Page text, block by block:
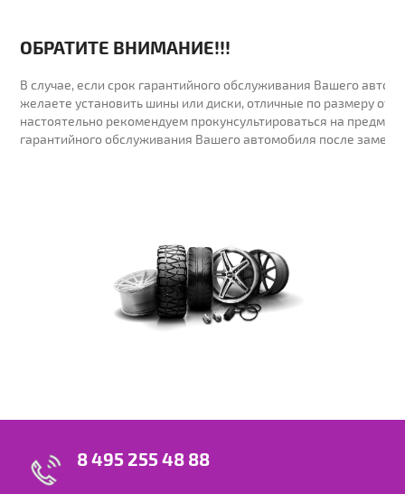
ОБРАТИТЕ ВНИМАНИЕ!!!
В случае, если срок гарантийного обслуживания Вашего
желаете установить шины или диски, отличные по размеру от
настоятельно рекомендуем прокунсультироваться на предмет
гарантийного обслуживания Вашего автомобиля после
8 495 255 48 88